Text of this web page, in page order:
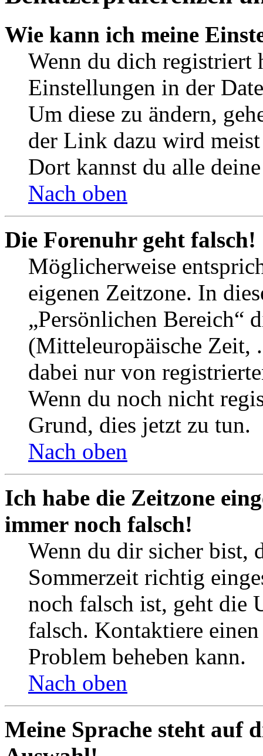
Wie kann ich meine
Wenn du dich registriert
Einstellungen in der
Um diese zu ändern,
der Link dazu wird
Dort kannst du alle
Nach oben
Die Forenuhr geht falsch!
Möglicherweise
eigenen Zeitzone. In
„Persönlichen Bereich“
(Mitteleuropäische Zeit,
dabei nur von
Wenn du noch nicht
Grund, dies jetzt zu tun.
Nach oben
Ich habe die Zeitzone
immer noch falsch!
Wenn du dir sicher bist,
Sommerzeit richtig
noch falsch ist, geht die
falsch. Kontaktiere
Problem beheben kann.
Nach oben
Meine Sprache steht auf